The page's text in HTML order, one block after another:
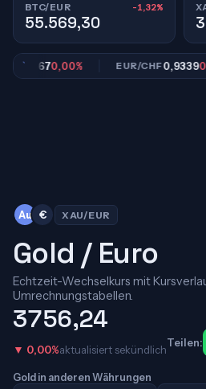
BTC/EUR -1,32%
55.569,30
0,8567 0,00% EUR/CHF0,9339
Au € XAU/EUR
Gold / Euro
Echtzeit-Wechselkurs mit
Umrechnungstabellen.
3756,24
▼ 0,00%aktualisiert sekündlich
Teilen:
Gold in anderen Währungen